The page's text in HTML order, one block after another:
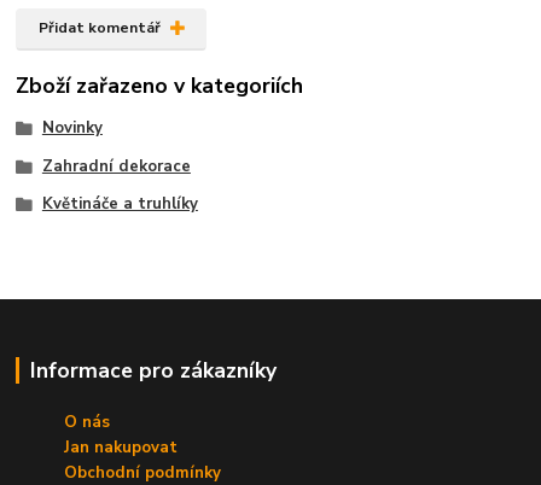
Přidat komentář
Zboží zařazeno v kategoriích
Novinky
Zahradní dekorace
Květináče a truhlíky
Informace pro zákazníky
O nás
Jan nakupovat
Obchodní podmínky